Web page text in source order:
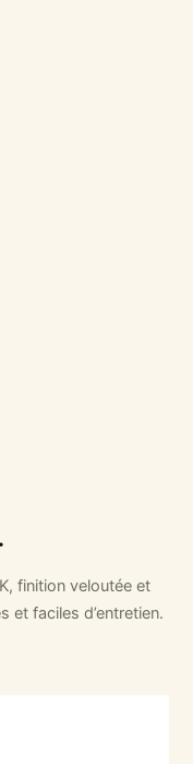
finition veloutée et
et faciles d’entretien.